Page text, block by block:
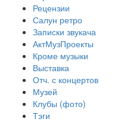
Рецензии
Салун ретро
Записки звукача
АктМузПроекты
Кроме музыки
Выставка
Отч. с концертов
Музей
Клубы (фото)
Тэги